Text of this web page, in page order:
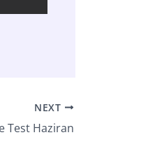
NEXT
Test Haziran